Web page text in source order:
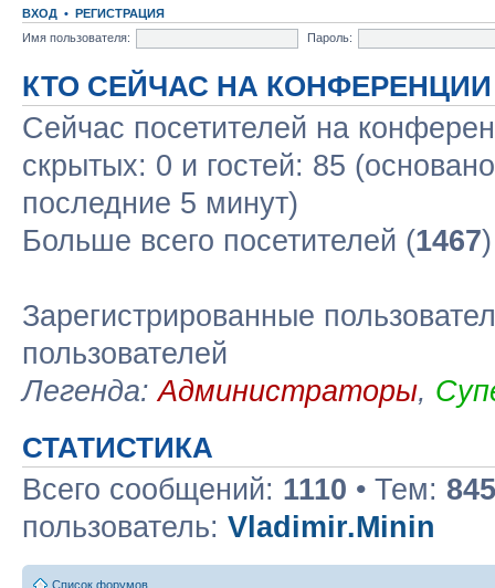
ВХОД • РЕГИСТРАЦИЯ
Имя пользователя:
Пароль:
КТО СЕЙЧАС НА КОНФЕРЕНЦИИ
Сейчас посетителей на
скрытых: 0 и гостей: 85
последние 5 минут)
Больше всего посетителей (1467
Зарегистрированные
пользователей
Легенда:Администраторы,
СТАТИСТИКА
Всего сообщений: 1110 • Тем: 845
пользователь: Vladimir.Minin
Список форумов